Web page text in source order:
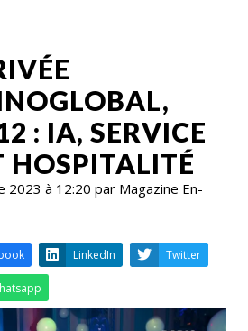
: IA, SERVICE
HOSPITALITÉ
2023 à 12:20 par Magazine En-